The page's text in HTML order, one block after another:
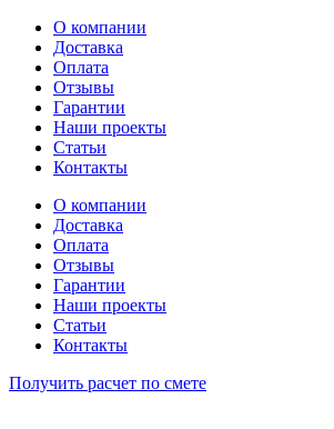
Перейти
содержимому
О компании
Доставка
Оплата
Отзывы
Гарантии
Наши проекты
Статьи
Контакты
О компании
Доставка
Оплата
Отзывы
Гарантии
Наши проекты
Статьи
Контакты
Получить расчет по смете